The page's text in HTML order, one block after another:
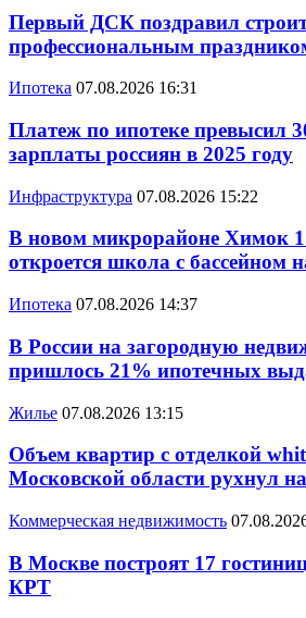
Первый ДСК поздравил
профессиональным
Ипотека 07.08.2026 16:31
Платеж по ипотеке превысил
зарплаты россиян в 2025 году
Инфраструктура 07.08.2026 15:22
В новом микрорайоне Химок 1
откроется школа с бассейном
Ипотека 07.08.2026 14:37
В России на загородную
пришлось 21% ипотечных
Жилье 07.08.2026 13:15
Объем квартир с отделкой
Московской области рухнул
Коммерческая недвижимость
В Москве построят 17
КРТ